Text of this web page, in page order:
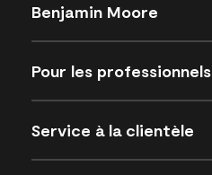
Benjamin Moore
Pour les professionnels
Service à la clientèle